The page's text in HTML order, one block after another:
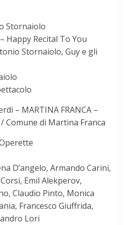
Stornaiolo
Happy Recital To You
Stornaiolo, Guy e gli
– MARTINA FRANCA –
Comune di Martina Franca
D’angelo, Armando Carini,
Emil Alekperov,
Claudio Pinto, Monica
Francesco Giuffrida,
Lori